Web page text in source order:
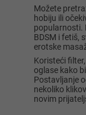
Možete
hobiju ili
popularnosti.
BDSM i fetiš,
erotske
Koristeći
oglase kako
Postavljanje
nekoliko
novim